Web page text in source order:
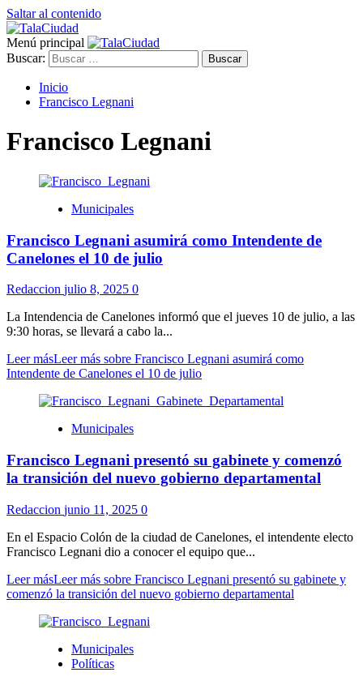
Saltar al contenido
Menú principal
Buscar:
Inicio
Francisco Legnani
Francisco Legnani
Municipales
Francisco Legnani asumirá como Intendente de
Canelones el 10 de julio
Redaccion julio 8, 2025 0
La Intendencia de Canelones informó que el jueves 10 de julio, a las
9:30 horas, se llevará a cabo la...
Leer másLeer más sobre Francisco Legnani asumirá como
Intendente de Canelones el 10 de julio
Municipales
Francisco Legnani presentó su gabinete y comenzó
la transición del nuevo gobierno departamental
Redaccion junio 11, 2025 0
En el Espacio Colón de la ciudad de Canelones, el intendente electo
Francisco Legnani dio a conocer el equipo que...
Leer másLeer más sobre Francisco Legnani presentó su gabinete y
comenzó la transición del nuevo gobierno departamental
Municipales
Políticas